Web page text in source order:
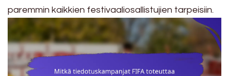
paremmin kaikkien festivaaliosallistujien tarpeisiin.